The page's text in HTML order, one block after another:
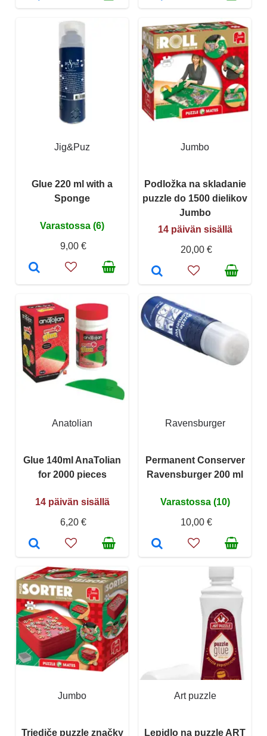
Jig&Puz
Glue 220 ml with a
Sponge
Varastossa (6)
9,00 €
Jumbo
Podložka na skladanie
puzzle do 1500 dielikov
Jumbo
14 päivän sisällä
20,00 €
Anatolian
Glue 140ml AnaTolian
for 2000 pieces
14 päivän sisällä
6,20 €
Ravensburger
Permanent Conserver
Ravensburger 200 ml
Varastossa (10)
10,00 €
Jumbo
Triediče puzzle značky
Art puzzle
Lepidlo na puzzle ART